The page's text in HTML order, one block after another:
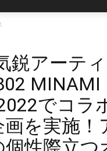
鋭アーテ
MINAMI
でコラ
を実施！